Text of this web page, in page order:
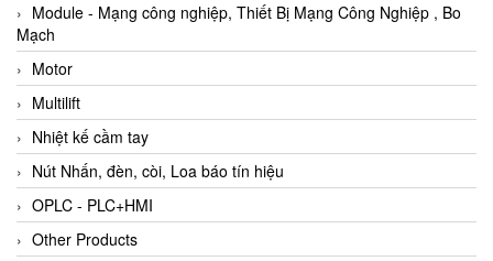
Module - Mạng công nghiệp, Thiết Bị Mạng Công Nghiệp , Bo
Mạch
Motor
Multilift
Nhiệt kế cầm tay
Nút Nhấn, đèn, còi, Loa báo tín hiệu
OPLC - PLC+HMI
Other Products